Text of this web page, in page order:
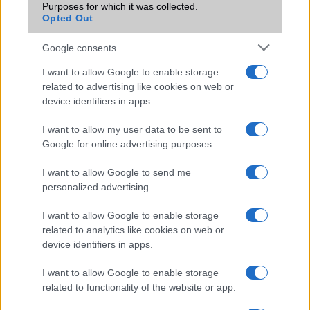
Purposes for which it was collected.
Opted Out
Google consents
I want to allow Google to enable storage
related to advertising like cookies on web or
device identifiers in apps.
I want to allow my user data to be sent to
Google for online advertising purposes.
I want to allow Google to send me
personalized advertising.
I want to allow Google to enable storage
related to analytics like cookies on web or
device identifiers in apps.
I want to allow Google to enable storage
related to functionality of the website or app.
Nagy akksi az iPad miniben
Agresszív reklám az Amazonon az iPad mini ellen
Akkumulátor teszt: abszolút győztes az iPad
Számos népszerű Samsung Galaxy készülék kimarad a One
UI 9 frissítésből – itt a lista az érintett modellekről
iPhone 18 bemutató dátum - ekkor rántja le a leplet az
Apple az új csúcsmobilokról